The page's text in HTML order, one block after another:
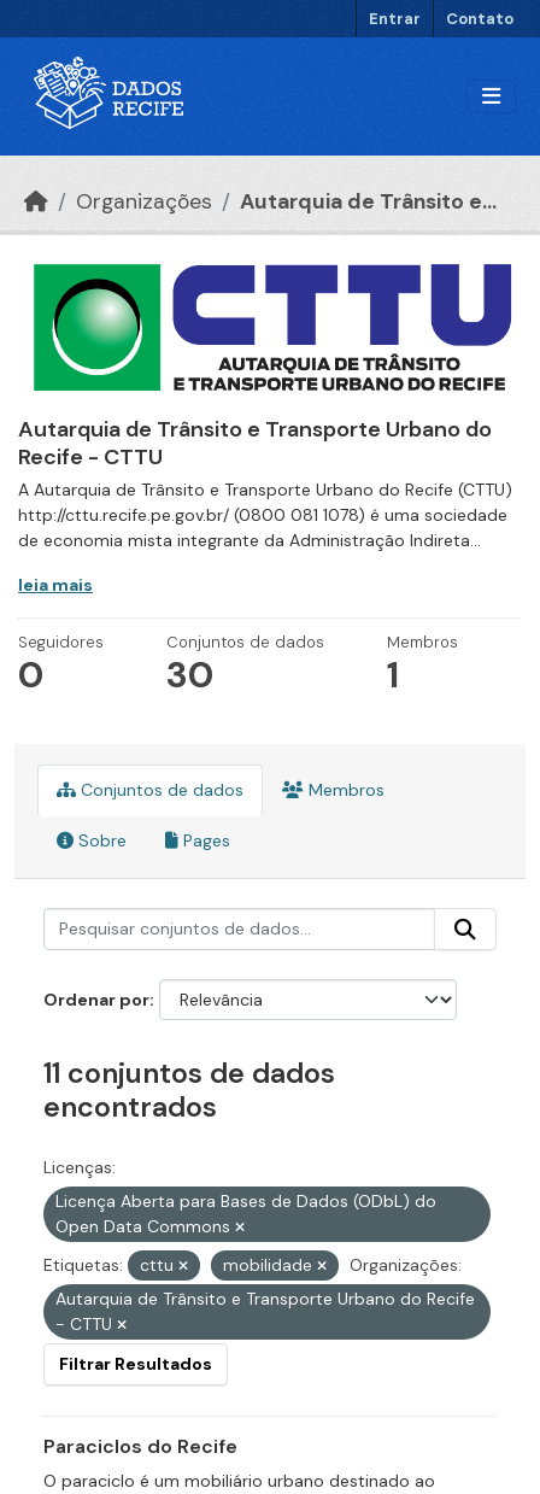
Entrar Contato
Organizações Autarquia de Trânsito e...
Autarquia de Trânsito e Transporte Urbano do
Recife - CTTU
A Autarquia de Trânsito e Transporte Urbano do Recife (CTTU)
http://cttu.recife.pe.gov.br/ (0800 081 1078) é uma sociedade
de economia mista integrante da Administração Indireta...
leia mais
Seguidores
0
Conjuntos de dados
30
Membros
1
Conjuntos de dados Membros
Sobre Pages
Ordenar por
11 conjuntos de dados
encontrados
Licenças:
Licença Aberta para Bases de Dados (ODbL) do
Open Data Commons
Etiquetas:
cttu mobilidade
Organizações:
Autarquia de Trânsito e Transporte Urbano do Recife
- CTTU
Filtrar Resultados
Paraciclos do Recife
O paraciclo é um mobiliário urbano destinado ao